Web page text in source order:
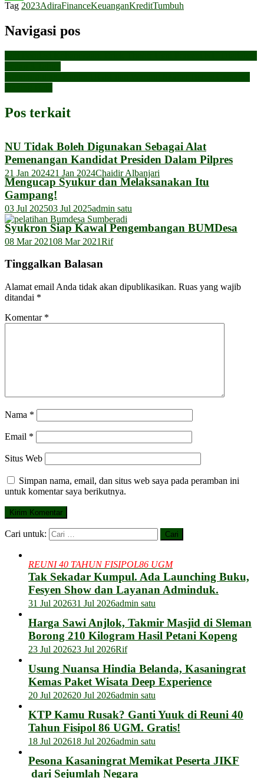
WhatsApp
Tag 2023AdiraFinanceKeuanganKreditTumbuh
Navigasi pos
Pos terkait
NU Tidak Boleh Digunakan Sebagai Alat
Pemenangan Kandidat Presiden Dalam Pilpres
21 Jan 202421 Jan 2024Chaidir Albanjari
Mengucap Syukur dan Melaksanakan Itu
Gampang!
03 Jul 202503 Jul 2025admin satu
Syukron Siap Kawal Pengembangan BUMDesa
08 Mar 202108 Mar 2021Rif
Tinggalkan Balasan
Alamat email Anda tidak akan dipublikasikan. Ruas yang wajib
ditandai *
Komentar *
Nama *
Email *
Situs Web
Simpan nama, email, dan situs web saya pada peramban ini
untuk komentar saya berikutnya.
Cari untuk:
REUNI 40 TAHUN FISIPOL86 UGM
Tak Sekadar Kumpul. Ada Launching Buku,
Fesyen Show dan Layanan Adminduk.
31 Jul 202631 Jul 2026admin satu
Harga Sawi Anjlok, Takmir Masjid di Sleman
Borong 210 Kilogram Hasil Petani Kopeng
23 Jul 202623 Jul 2026Rif
Usung Nuansa Hindia Belanda, Kasaningrat
Kemas Paket Wisata Deep Experience
20 Jul 202620 Jul 2026admin satu
KTP Kamu Rusak? Ganti Yuuk di Reuni 40
Tahun Fisipol 86 UGM. Gratis!
18 Jul 202618 Jul 2026admin satu
Pesona Kasaningrat Memikat Peserta JIKF
dari Sejumlah Negara